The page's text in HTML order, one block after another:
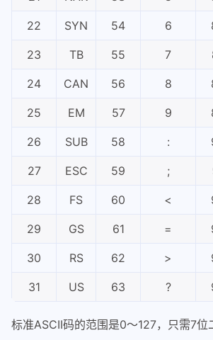
22 SYN 54 6
23 TB 55 7
24 CAN 56 8
25 EM 57 9
26 SUB 58 :
27 ESC 59 ;
28 FS 60 <
29 GS 61 =
30 RS 62 >
31 US 63 ?
标准ASCII码的范围是0～127，只需7位